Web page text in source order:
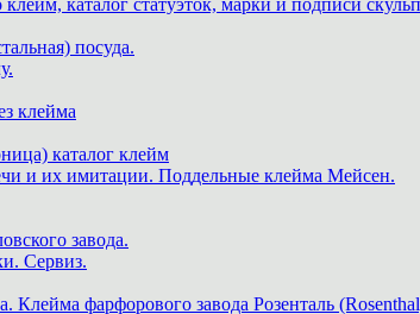
каталог статуэток, марки и подписи
посуда.
клейма
каталог клейм
и их имитации. Поддельные клейма Мейсен.
завода.
Сервиз.
Клейма фарфорового завода Розенталь